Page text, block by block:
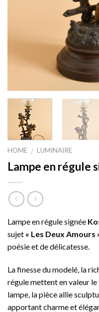
HOME / LUMINAIRE
Lampe en régule
Lampe en régule signée
sujet « Les Deux Amours
poésie et de délicatesse.
La finesse du modelé, la
régule mettent en valeur
lampe, la pièce allie
apportant charme et